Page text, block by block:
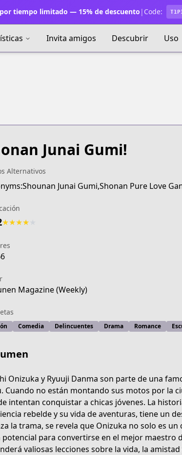
tiempo limitado — 15% de descuento | Code:
Invita amigos Descubrir Uso
42e1-b49c-bbb50a8befdd
Junai Gumi!
Alternativos
Junai Gumi,Shonan Pure Love
★★★★
Magazine (Weekly)
Comedia Delincuentes Drama Romance
Onizuka y Ryuuji Danma son parte de una
Cuando no están montando sus motos por la
intentan conquistar a chicas jóvenes. La
rebelde y su vida de aventuras, tiene un
la trama, se revela que Onizuka no solo es
potencial para convertirse en el mejor maestro
valiosas lecciones sobre la vida, la